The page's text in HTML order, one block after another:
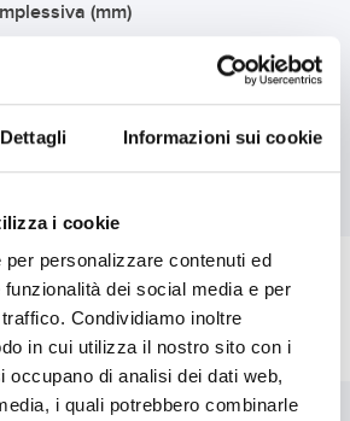
Dettagli Informazioni sui cookie
i cookie
personalizzare contenuti ed
dei social media e per
Condividiamo inoltre
in cui utilizza il nostro sito con i
occupano di analisi dei dati web,
i quali potrebbero combinarle
(mm)